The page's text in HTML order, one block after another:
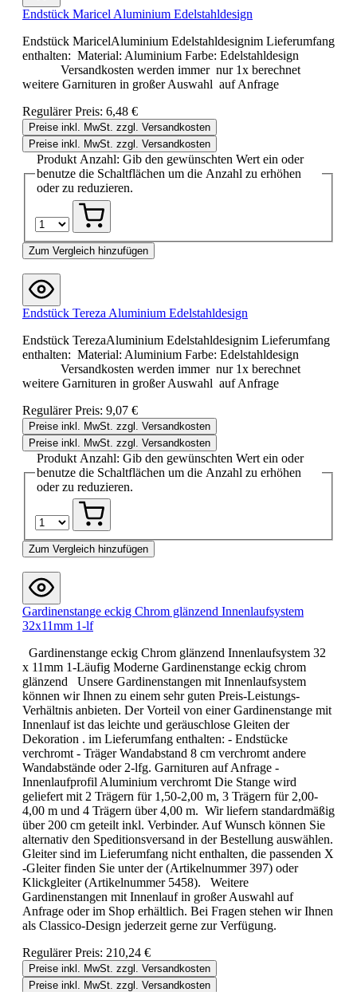
Endstück Maricel Aluminium Edelstahldesign
Endstück MaricelAluminium Edelstahldesignim Lieferumfang
enthalten: Material: Aluminium Farbe: Edelstahldesign
Versandkosten werden immer nur 1x berechnet
weitere Garnituren in großer Auswahl auf Anfrage
Regulärer Preis: 6,48 €
Preise inkl. MwSt. zzgl. Versandkosten
Preise inkl. MwSt. zzgl. Versandkosten
Produkt Anzahl: Gib den gewünschten Wert ein oder
benutze die Schaltflächen um die Anzahl zu erhöhen
oder zu reduzieren.
Zum Vergleich hinzufügen
Endstück Tereza Aluminium Edelstahldesign
Endstück TerezaAluminium Edelstahldesignim Lieferumfang
enthalten: Material: Aluminium Farbe: Edelstahldesign
Versandkosten werden immer nur 1x berechnet
weitere Garnituren in großer Auswahl auf Anfrage
Regulärer Preis: 9,07 €
Preise inkl. MwSt. zzgl. Versandkosten
Preise inkl. MwSt. zzgl. Versandkosten
Produkt Anzahl: Gib den gewünschten Wert ein oder
benutze die Schaltflächen um die Anzahl zu erhöhen
oder zu reduzieren.
Zum Vergleich hinzufügen
Gardinenstange eckig Chrom glänzend Innenlaufsystem
32x11mm 1-lf
Gardinenstange eckig Chrom glänzend Innenlaufsystem 32
x 11mm 1-Läufig Moderne Gardinenstange eckig chrom
glänzend Unsere Gardinenstangen mit Innenlaufsystem
können wir Ihnen zu einem sehr guten Preis-Leistungs-
Verhältnis anbieten. Der Vorteil von einer Gardinenstange mit
Innenlauf ist das leichte und geräuschlose Gleiten der
Dekoration . im Lieferumfang enthalten: - Endstücke
verchromt - Träger Wandabstand 8 cm verchromt andere
Wandabstände oder 2-lfg. Garnituren auf Anfrage -
Innenlaufprofil Aluminium verchromt Die Stange wird
geliefert mit 2 Trägern für 1,50-2,00 m, 3 Trägern für 2,00-
4,00 m und 4 Trägern über 4,00 m. Wir liefern standardmäßig
über 200 cm geteilt inkl. Verbinder. Auf Wunsch können Sie
alternativ den Speditionsversand in der Bestellung auswählen.
Gleiter sind im Lieferumfang nicht enthalten, die passenden X
-Gleiter finden Sie unter der (Artikelnummer 397) oder
Klickgleiter (Artikelnummer 5458). Weitere
Gardinenstangen mit Innenlauf in großer Auswahl auf
Anfrage oder im Shop erhältlich. Bei Fragen stehen wir Ihnen
als Classico-Design jederzeit gerne zur Verfügung.
Regulärer Preis: 210,24 €
Preise inkl. MwSt. zzgl. Versandkosten
Preise inkl. MwSt. zzgl. Versandkosten